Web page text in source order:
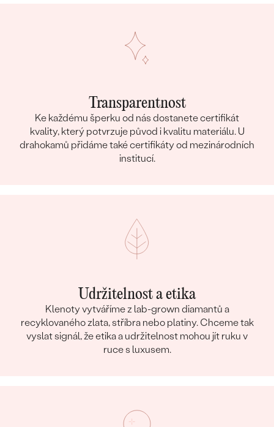
Transparentnost
Ke každému šperku od nás dostanete certifikát
kvality, který potvrzuje původ i kvalitu materiálu. U
drahokamů přidáme také certifikáty od mezinárodních
institucí.
Udržitelnost a etika
Klenoty vytváříme z lab-grown diamantů a
recyklovaného zlata, stříbra nebo platiny. Chceme tak
vyslat signál, že etika a udržitelnost mohou jít ruku v
ruce s luxusem.